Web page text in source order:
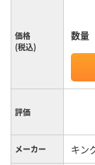
価格
(税込)
数量
評価
メーカー キン